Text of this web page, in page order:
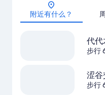
附近有什么？
代代
步行
涩谷
步行